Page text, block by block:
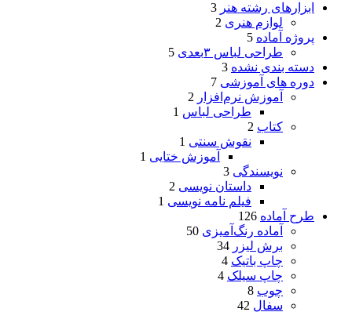
ابزارهای رشته هنر 3
لوازم هنری 2
پروژه آماده 5
طراحی لباس ۳بعدی
5
دسته بندی نشده 3
دوره های آموزشی 7
آموزش نرم‌افزار 2
طراحی لباس 1
کتاب 2
نقوش سنتی 1
آموزش ختایی 1
نویسندگی 3
داستان نویسی 2
فیلم نامه نویسی 1
طرح آماده 126
آماده رنگ‌آمیزی 50
برش لیزر 34
چاپ باتیک 4
چاپ سیلک 4
چوب 8
سفال 42